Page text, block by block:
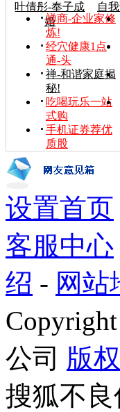
叶倩彤-奉子成
婚
自
禅商-企业家修
炼!
经穴健康1点
通-头
禅-和谐家庭揭
秘!
吃喝玩乐一站
式购
手机证券荐优
质股
设置首页
客服中心
绍 - 网站
Copyright
公司 版
搜狐不良